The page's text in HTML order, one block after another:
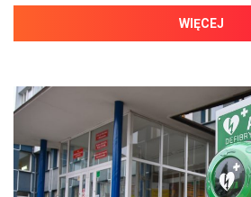
WIĘCEJ